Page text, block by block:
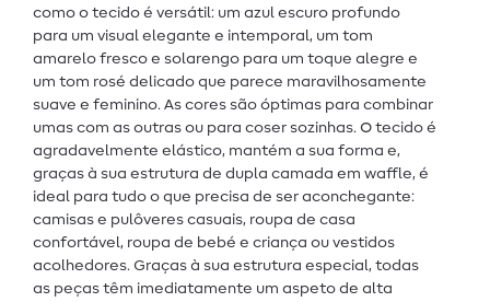
como o tecido é versátil: um azul escuro profundo
para um visual elegante e intemporal, um tom
amarelo fresco e solarengo para um toque alegre e
um tom rosé delicado que parece maravilhosamente
suave e feminino. As cores são óptimas para combinar
umas com as outras ou para coser sozinhas. O tecido é
agradavelmente elástico, mantém a sua forma e,
graças à sua estrutura de dupla camada em waffle, é
ideal para tudo o que precisa de ser aconchegante:
camisas e pulôveres casuais, roupa de casa
confortável, roupa de bebé e criança ou vestidos
acolhedores. Graças à sua estrutura especial, todas
as peças têm imediatamente um aspeto de alta